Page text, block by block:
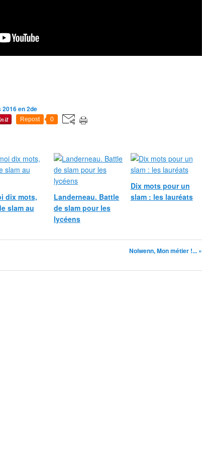
en 2de
Repost 0
dix mots,
slam au
Landerneau. Battle
de slam pour les
lycéens
Dix mots pour un
slam : les lauréats
Nolwenn, Mon métier !... »